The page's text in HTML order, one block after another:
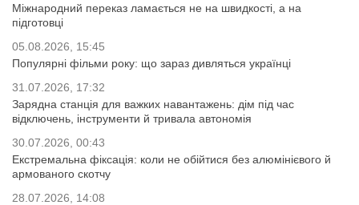
Міжнародний переказ ламається не на швидкості, а на
підготовці
05.08.2026, 15:45
Популярні фільми року: що зараз дивляться українці
31.07.2026, 17:32
Зарядна станція для важких навантажень: дім під час
відключень, інструменти й тривала автономія
30.07.2026, 00:43
Екстремальна фіксація: коли не обійтися без алюмінієвого й
армованого скотчу
28.07.2026, 14:08